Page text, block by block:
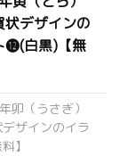
状デザインの
⓬(白黒)【無